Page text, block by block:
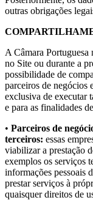
outras obrigações
A Câmara Portuguesa
no Site ou durante a
possibilidade de
parceiros de negócios
exclusiva de executar
e para as finalidades
• Parceiros de
terceiros: essas
viabilizar a prestação
exemplos os serviços
informações pessoais
prestar serviços à
quaisquer direitos de